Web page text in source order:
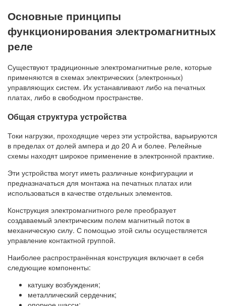
Основные принципы
функционирования электромагнитных
реле
Существуют традиционные электромагнитные реле, которые
применяются в схемах электрических (электронных)
управляющих систем. Их устанавливают либо на печатных
платах, либо в свободном пространстве.
Общая структура устройства
Токи нагрузки, проходящие через эти устройства, варьируются
в пределах от долей ампера и до 20 А и более. Релейные
схемы находят широкое применение в электронной практике.
Эти устройства могут иметь различные конфигурации и
предназначаться для монтажа на печатных платах или
использоваться в качестве отдельных элементов.
Конструкция электромагнитного реле преобразует
создаваемый электрическим полем магнитный поток в
механическую силу. С помощью этой силы осуществляется
управление контактной группой.
Наиболее распространённая конструкция включает в себя
следующие компоненты:
катушку возбуждения;
металлический сердечник;